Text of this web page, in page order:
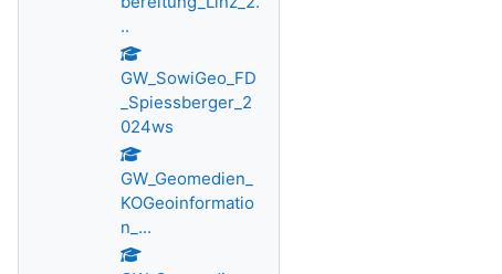
..
GW_SowiGeo_FD
_Spiessberger_2
024ws
GW_Geomedien_
KOGeoinformatio
n_...